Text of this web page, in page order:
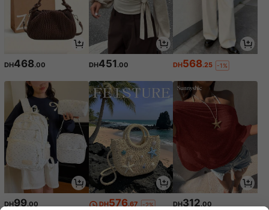
DH468.00 DH451 .00 DH568.25 -1%
DH99.00 DH576.67 -2% DH312.00